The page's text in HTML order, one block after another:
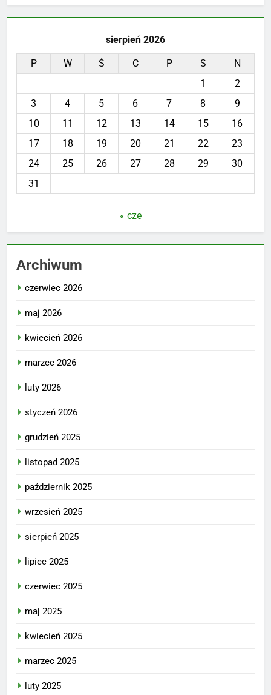
sierpień 2026
P W Ś C P S
N
1
2
3
4 5 6 7 8
9
10
11 12 13 14 15
16
17
18 19 20 21 22
23
24
25 26 27 28 29
30
31
« cze
Archiwum
czerwiec 2026
maj 2026
kwiecień 2026
marzec 2026
luty 2026
styczeń 2026
grudzień 2025
listopad 2025
październik 2025
wrzesień 2025
sierpień 2025
lipiec 2025
czerwiec 2025
maj 2025
kwiecień 2025
marzec 2025
luty 2025